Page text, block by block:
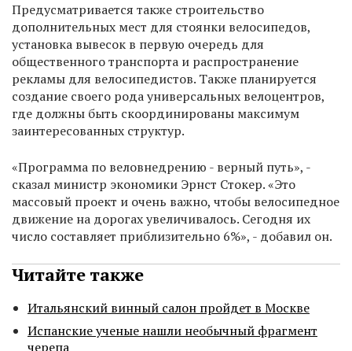
Предусматривается также строительство
дополнительных мест для стоянки велосипедов,
установка вывесок в первую очередь для
общественного транспорта и распространение
рекламы для велосипедистов. Также планируется
создание своего рода универсальных велоцентров,
где должны быть скоординированы максимум
заинтересованных структур.
«Программа по веловнедрению - верный путь», -
сказал министр экономики Эрнст Стокер. «Это
массовый проект и очень важно, чтобы велосипедное
движение на дорогах увеличивалось. Сегодня их
число составляет приблизительно 6%», - добавил он.
Читайте также
Итальянский винный салон пройдет в Москве
Испанские ученые нашли необычный фрагмент
черепа